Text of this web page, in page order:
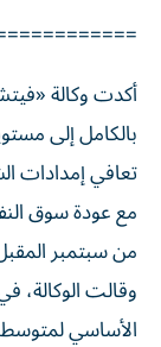
أكدت وكالة
بالكامل إلى
تعافي إمدادات
مع عودة سوق
من سبتمبر
وقالت